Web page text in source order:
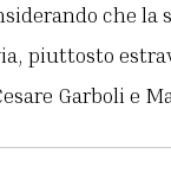
che
piuttosto
Garboli e